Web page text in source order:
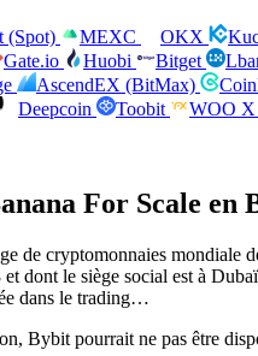
(Spot) MEXC OKX
Gate.io Huobi Bitget
AscendEX (BitMax)
Deepcoin Toobit WOO X
For Scale en
de cryptomonnaies mondiale
dont le siège social est à
dans le trading…
Bybit pourrait ne pas être